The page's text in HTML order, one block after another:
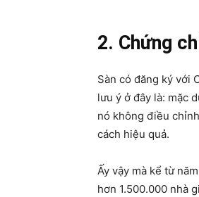
2. Chứng
Sàn có đăng ký với
lưu ý ở đây là: mặc
nó không điều
cách hiệu quả.
Ấy vậy mà kể từ
hơn 1.500.000 nhà